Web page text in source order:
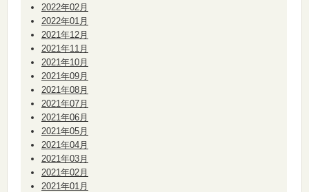
2022年02月
2022年01月
2021年12月
2021年11月
2021年10月
2021年09月
2021年08月
2021年07月
2021年06月
2021年05月
2021年04月
2021年03月
2021年02月
2021年01月